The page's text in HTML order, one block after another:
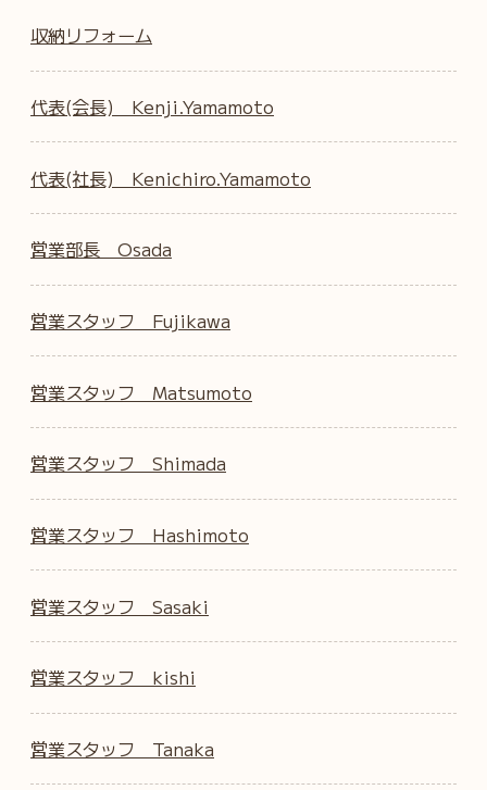
収納リフォーム
代表(会長) Kenji.Yamamoto
代表(社長) Kenichiro.Yamamoto
営業部長 Osada
営業スタッフ Fujikawa
営業スタッフ Matsumoto
営業スタッフ Shimada
営業スタッフ Hashimoto
営業スタッフ Sasaki
営業スタッフ kishi
営業スタッフ Tanaka